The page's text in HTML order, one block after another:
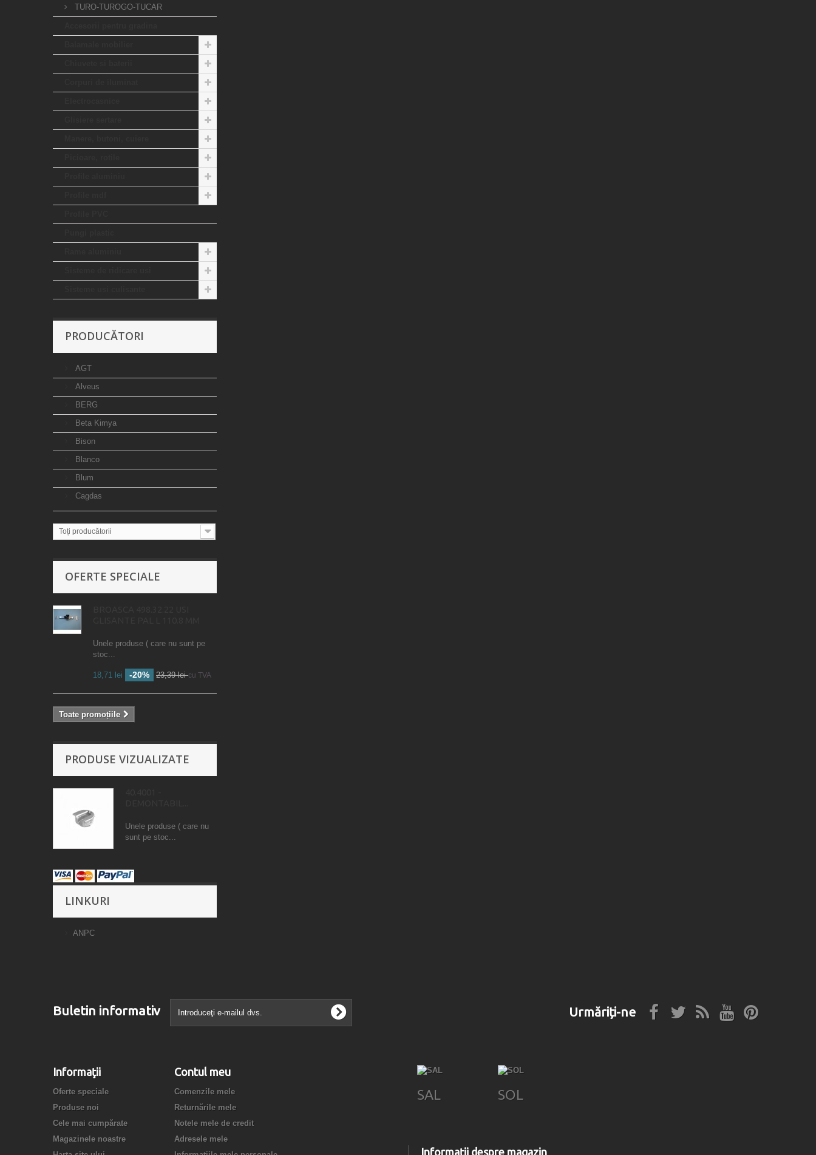
TURO-TUROGO-TUCAR
PRODUCĂTORI
AGT
Alveus
BERG
Beta Kimya
Bison
Blanco
Blum
Cagdas
Toți producătorii
OFERTE SPECIALE
Unele produse ( care nu sunt pe
stoc...
18,71 lei -20% 23,39 leicu TVA
Toate promoțiile
PRODUSE VIZUALIZATE
Unele produse ( care nu
sunt pe stoc...
LINKURI
ANPC
Buletin informativ Urmăriți-ne
Informaţii
Oferte speciale
Produse noi
Cele mai cumpărate
Magazinele noastre
Contul meu
Comenzile mele
Returnările mele
Notele mele de credit
Adresele mele
SAL SOL
Informații despre magazin